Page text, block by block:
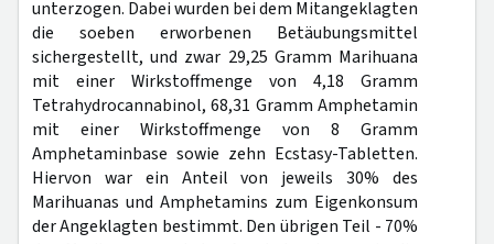
unterzogen. Dabei wurden bei dem Mitangeklagten
die soeben erworbenen Betäubungsmittel
sichergestellt, und zwar 29,25 Gramm Marihuana
mit einer Wirkstoffmenge von 4,18 Gramm
Tetrahydrocannabinol, 68,31 Gramm Amphetamin
mit einer Wirkstoffmenge von 8 Gramm
Amphetaminbase sowie zehn Ecstasy-Tabletten.
Hiervon war ein Anteil von jeweils 30% des
Marihuanas und Amphetamins zum Eigenkonsum
der Angeklagten bestimmt. Den übrigen Teil - 70%